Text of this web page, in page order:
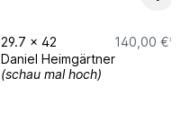
29.7 x 42
140,00 €*
Daniel Heimgärtner
(schau mal hoch)